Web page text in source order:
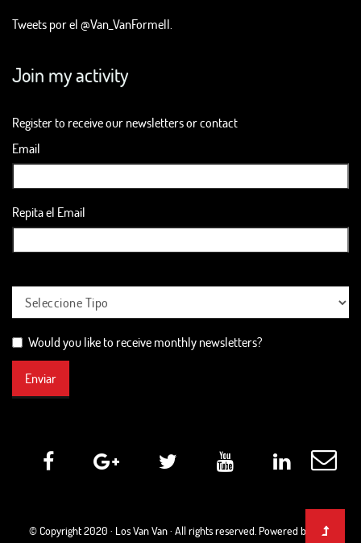
Tweets por el @Van_VanFormell.
Join my activity
Register to receive our newsletters or contact
Email
Repita el Email
Would you like to receive monthly newsletters?
Enviar
© Copyright 2020 · Los Van Van· All rights reserved. Powered by Web